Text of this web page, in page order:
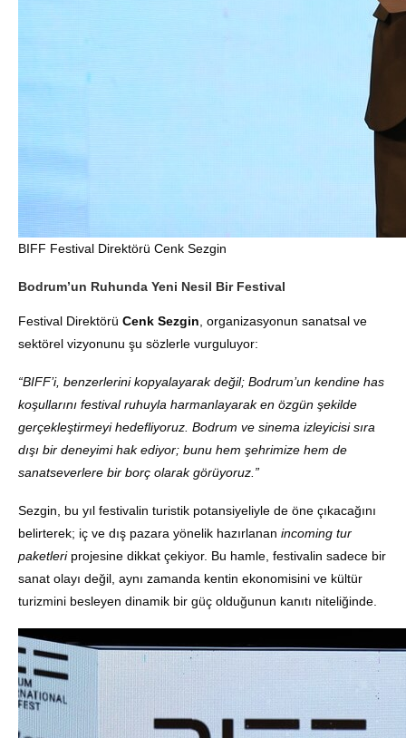
BIFF Festival Direktörü Cenk Sezgin
Bodrum’un Ruhunda Yeni Nesil Bir Festival
Festival Direktörü Cenk Sezgin , organizasyonun sanatsal ve
sektörel vizyonunu şu sözlerle vurguluyor:
“BIFF’i, benzerlerini kopyalayarak değil; Bodrum’un kendine has
koşullarını festival ruhuyla harmanlayarak en özgün şekilde
gerçekleştirmeyi hedefliyoruz. Bodrum ve sinema izleyicisi sıra
dışı bir deneyimi hak ediyor; bunu hem şehrimize hem de
sanatseverlere bir borç olarak görüyoruz.”
Sezgin, bu yıl festivalin turistik potansiyeliyle de öne çıkacağını
belirterek; iç ve dış pazara yönelik hazırlanan incoming tur
paketleriprojesine dikkat çekiyor. Bu hamle, festivalin sadece bir
sanat olayı değil, aynı zamanda kentin ekonomisini ve kültür
turizmini besleyen dinamik bir güç olduğunun kanıtı niteliğinde.